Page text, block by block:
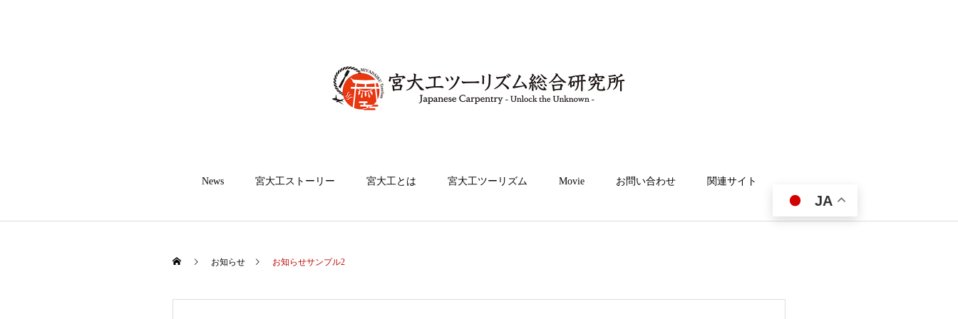
News 宮大工ストーリー 宮大工とは 宮大工ツーリズム Movie お問い合わせ 関連サイト
JA
お知らせ お知らせサンプル2